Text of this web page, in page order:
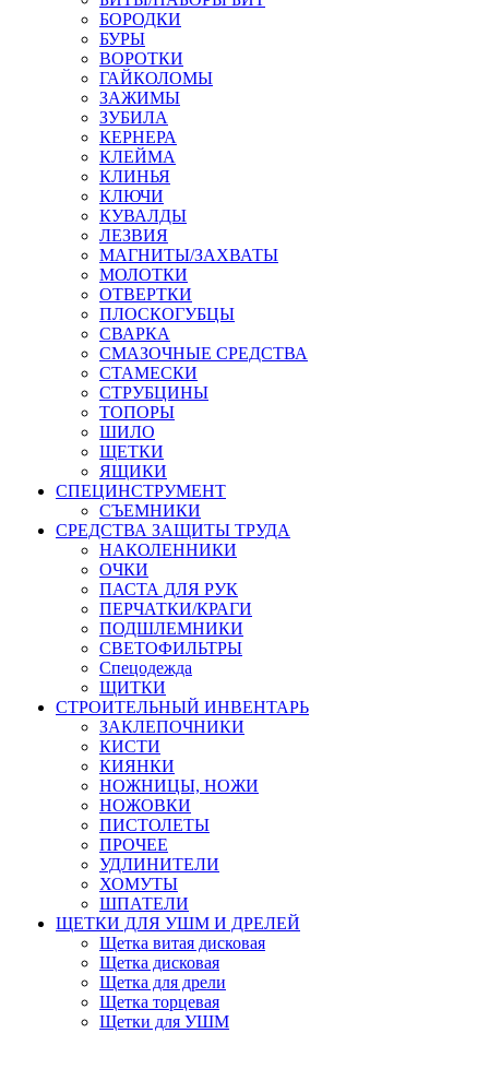
БОРОДКИ
БУРЫ
ВОРОТКИ
ГАЙКОЛОМЫ
ЗАЖИМЫ
ЗУБИЛА
КЕРНЕРА
КЛЕЙМА
КЛИНЬЯ
КЛЮЧИ
КУВАЛДЫ
ЛЕЗВИЯ
МАГНИТЫ/ЗАХВАТЫ
МОЛОТКИ
ОТВЕРТКИ
ПЛОСКОГУБЦЫ
СВАРКА
СМАЗОЧНЫЕ СРЕДСТВА
СТАМЕСКИ
СТРУБЦИНЫ
ТОПОРЫ
ШИЛО
ЩЕТКИ
ЯЩИКИ
СПЕЦИНСТРУМЕНТ
СЪЕМНИКИ
СРЕДСТВА ЗАЩИТЫ ТРУДА
НАКОЛЕННИКИ
ОЧКИ
ПАСТА ДЛЯ РУК
ПЕРЧАТКИ/КРАГИ
ПОДШЛЕМНИКИ
СВЕТОФИЛЬТРЫ
Спецодежда
ЩИТКИ
СТРОИТЕЛЬНЫЙ ИНВЕНТАРЬ
ЗАКЛЕПОЧНИКИ
КИСТИ
КИЯНКИ
НОЖНИЦЫ, НОЖИ
НОЖОВКИ
ПИСТОЛЕТЫ
ПРОЧЕЕ
УДЛИНИТЕЛИ
ХОМУТЫ
ШПАТЕЛИ
ЩЕТКИ ДЛЯ УШМ И ДРЕЛЕЙ
Щетка витая дисковая
Щетка дисковая
Щетка для дрели
Щетка торцевая
Щетки для УШМ